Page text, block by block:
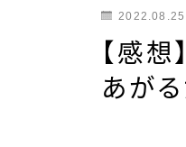
2022.08.25
【感
あが